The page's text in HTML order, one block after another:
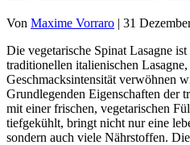
Von Maxime Vorraro | 31
Die vegetarische Spinat Lasagne
traditionellen italienischen
Geschmacksintensität verwöhnen
Grundlegenden Eigenschaften der
mit einer frischen, vegetarischen
tiefgekühlt, bringt nicht nur eine
sondern auch viele Nährstoffen.